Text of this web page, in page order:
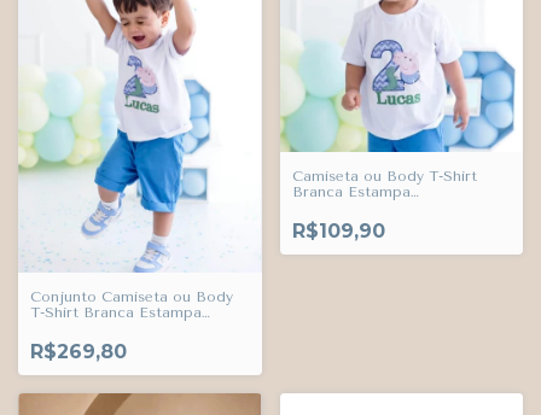
Conjunto Camiseta ou Body
T-Shirt Branca Estampa
da Criança e Bermuda Azul
Maya Esporte Fino Índigo
Trend
R$269,80
Camiseta ou Body T-Shirt
Branca Estampa
da Criança Adulto Infantil
Bebê Índigo Trend
R$109,90